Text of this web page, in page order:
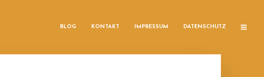
BLOG KONTAKT IMPRESSUM DATENSCHUTZ